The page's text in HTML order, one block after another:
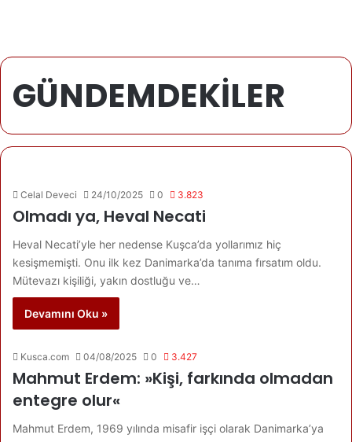
GÜNDEMDEKİLER
Celal Deveci 24/10/2025 0 3.823
Olmadı ya, Heval Necati
Heval Necati’yle her nedense Kuşca’da yollarımız hiç
kesişmemişti. Onu ilk kez Danimarka’da tanıma fırsatım oldu.
Mütevazı kişiliği, yakın dostluğu ve…
Devamını Oku »
Kusca.com 04/08/2025 0 3.427
Mahmut Erdem: »Kişi, farkında olmadan
entegre olur«
Mahmut Erdem, 1969 yılında misafir işçi olarak Danimarka’ya